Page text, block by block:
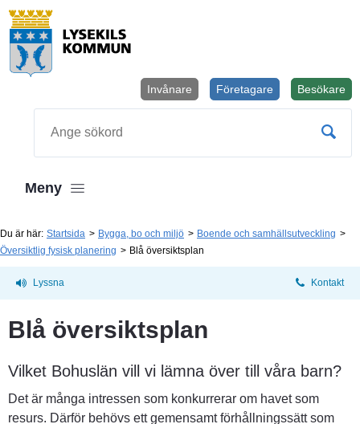
Besökare
Företagare
Invånare
Meny
Du är här: Startsida Bygga, bo och miljö
Boende och samhällsutveckling
Översiktlig fysisk planering
Blå översiktsplan
Lyssna Kontakt
Blå översiktsplan
Vilket Bohuslän vill vi lämna över till våra barn?
Det är många intressen som konkurrerar om havet som
resurs. Därför behövs ett gemensamt förhållningssätt som